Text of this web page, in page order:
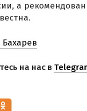
а
на нас в